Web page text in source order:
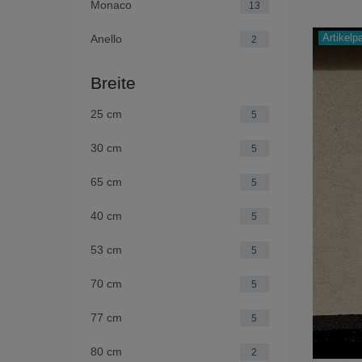
Monaco 13
Anello 2
Breite
25 cm 5
30 cm 5
65 cm 5
40 cm 5
53 cm 5
70 cm 5
77 cm 5
80 cm 2